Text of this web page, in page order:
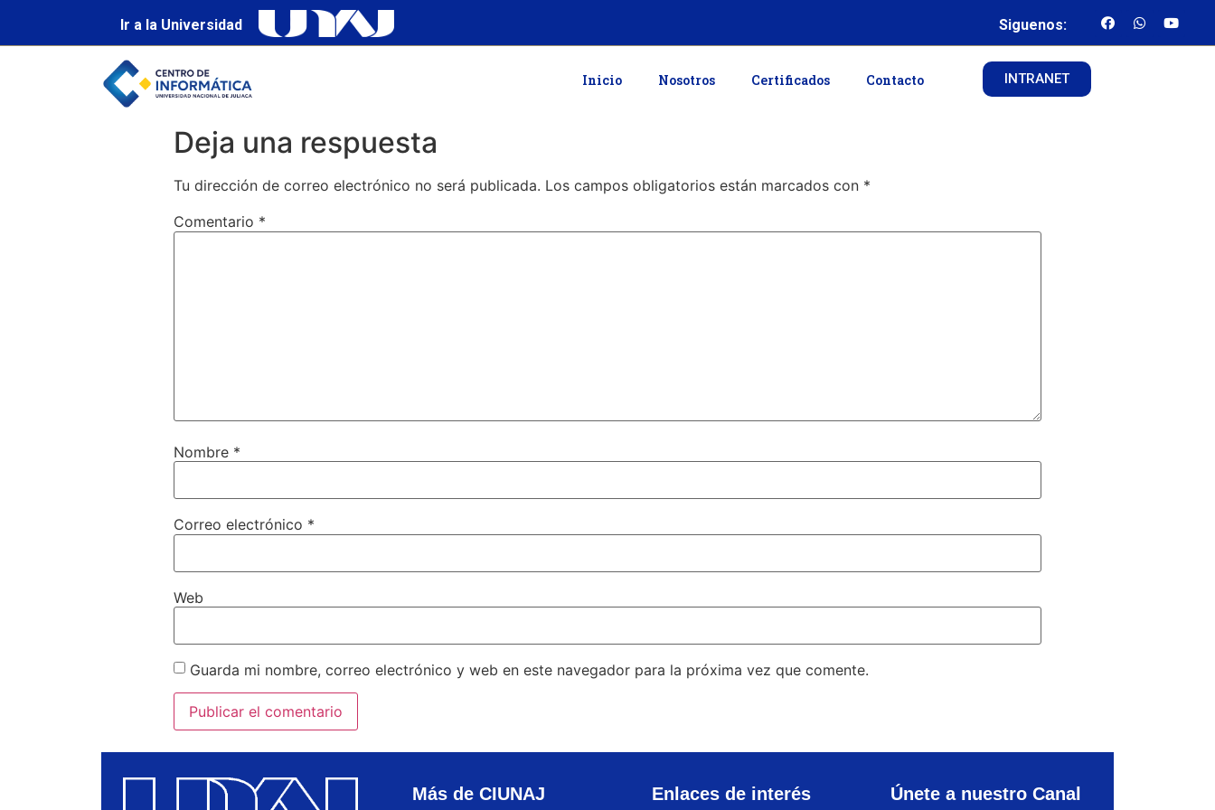
Ir a la Universidad Siguenos:
Inicio Nosotros Certificados Contacto INTRANET
Deja una respuesta
Tu dirección de correo electrónico no será publicada. Los campos obligatorios están marcados con *
Comentario *
Nombre *
Correo electrónico *
Web
Guarda mi nombre, correo electrónico y web en este navegador para la próxima vez que comente.
Más de CIUNAJ Enlaces de interés Únete a nuestro Canal